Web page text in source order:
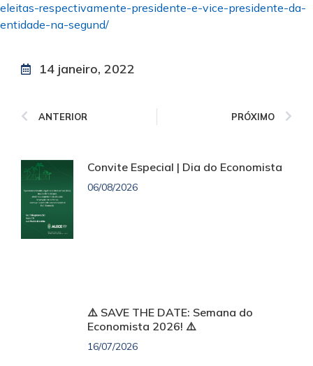
eleitas-respectivamente-presidente-e-vice-presidente-da-
entidade-na-segund/
14 janeiro, 2022
ANTERIOR PRÓXIMO
Convite Especial | Dia do Economista
06/08/2026
⚠️ SAVE THE DATE: Semana do
Economista 2026! ⚠️
16/07/2026